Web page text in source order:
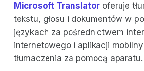
Microsoft Translator oferuje
tekstu, głosu i dokumentów w
językach za pośrednictwem
internetowego i aplikacji
tłumaczenia za pomocą aparatu.